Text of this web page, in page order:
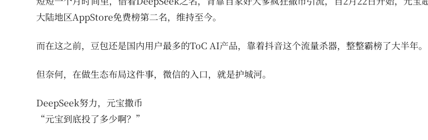
大陆地区AppStore免费榜第二名，维持至今。
而在这之前，豆包还是国内用户最多的ToC AI产品，靠着抖音这个流量杀器，整整霸榜了大半年。
但奈何，在做生态布局这件事，微信的入口，就是护城河。
DeepSeek努力，元宝撒币
“元宝到底投了多少啊？”